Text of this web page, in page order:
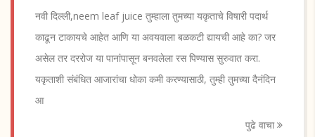
नवी दिल्ली,neem leaf juice तुम्हाला तुमच्या यकृताचे विषारी पदार्थ
काढून टाकायचे आहेत आणि या अवयवाला बळकटी द्यायची आहे का? जर
असेल तर दररोज या पानांपासून बनवलेला रस पिण्यास सुरुवात करा.
यकृताशी संबंधित आजारांचा धोका कमी करण्यासाठी, तुम्ही तुमच्या दैनंदिन
आ
पुढे वाचा